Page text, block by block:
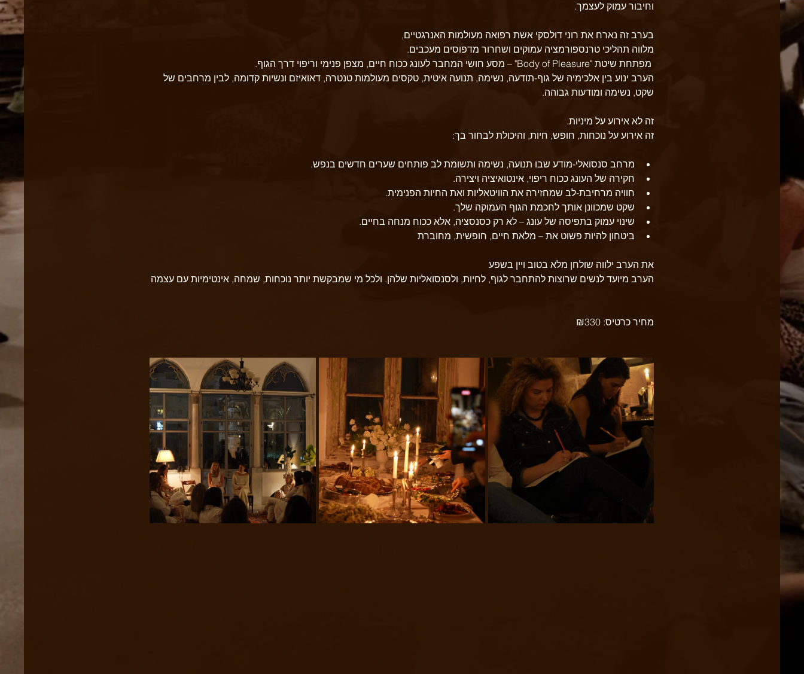
וחיבור עמוק לעצמך.
בערב זה נארח את רוני דולסקי אשת רפואה מעולמות האנרגטיים,
מלווה תהליכי טרנספורמציה עמוקים ושחרור מדפוסים מעכבים.
הערב ינוע בין אלכימיה של גוף-תודעה, נשימה, תנועה איטית, טקסים מעולמות טנטרה, דאואיזם ונשיות קדומה, לבין מרחבים של
שקט, נשימה ומודעות גבוהה.
זה לא אירוע על מיניות.
זה אירוע על נוכחות, חופש, חיות, והיכולת לבחור בך:
מרחב סנסואלי-מודע שבו תנועה, נשימה ותשומת לב פותחים שערים חדשים בנפש.
חקירה של העונג ככוח ריפוי, אינטואיציה ויצירה.
חוויה מרחיבת-לב שמחזירה את הוויטאליות ואת החיות הפנימית.
שקט שמכוונן אותך לחכמת הגוף העמוקה שלך.
שינוי עמוק בתפיסה של עונג – לא רק כסנסציה, אלא ככוח מנחה בחיים.
ביטחון להיות פשוט את – מלאת חיים, חופשית, מחוברת
את הערב ילווה שולחן מלא בטוב ויין בשפע
הערב מיועד לנשים שרוצות להתחבר לגוף, לחיות, ולסנסואליות שלהן. ולכל מי שמבקשת יותר נוכחות, שמחה, אינטימיות עם עצמה
מחיר כרטיס: ₪330